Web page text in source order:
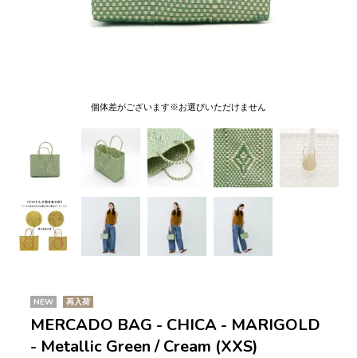
個体差がございます※お選びいただけません
NEW 再入荷
MERCADO BAG - CHICA - MARIGOLD
- Metallic Green / Cream (XXS)